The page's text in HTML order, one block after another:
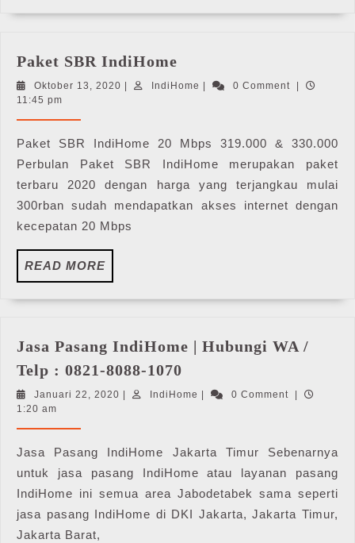
Paket SBR IndiHome
IndiHome
Oktober 13, 2020 Oktober
| IndiHome IndiHome
| 0 Comment
|
11:45 pm
Paket SBR IndiHome 20 Mbps 319.000 & 330.000
Perbulan Paket SBR IndiHome merupakan paket
terbaru 2020 dengan harga yang terjangkau mulai
300rban sudah mendapatkan akses internet dengan
kecepatan 20 Mbps
READ MOREREAD
MORE
Jasa Pasang IndiHome | Hubungi WA /
Telp : 0821-8088-1070
Pasang
IndiHome
WA
/
Telp
:
Januari 22, 2020 JanuariIndiHome IndiHome0 Comment
1:20 am
Jasa Pasang IndiHome Jakarta Timur Sebenarnya
untuk jasa pasang IndiHome atau layanan pasang
IndiHome ini semua area Jabodetabek sama seperti
jasa pasang IndiHome di DKI Jakarta, Jakarta Timur,
Jakarta Barat,